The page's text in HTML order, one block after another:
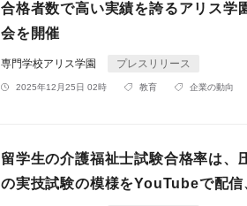
合格者数で高い実績を誇るアリス学
会を開催
専門学校アリス学園 プレスリリース
2025年12月25日 02時 教育 企業の動向
留学生の介護福祉士試験合格率は、
の実技試験の模様をYouTubeで配